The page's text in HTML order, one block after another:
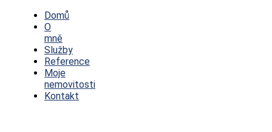
NavigationDomů
O
mně
Služby
Reference
Moje
nemovitosti
Kontakt